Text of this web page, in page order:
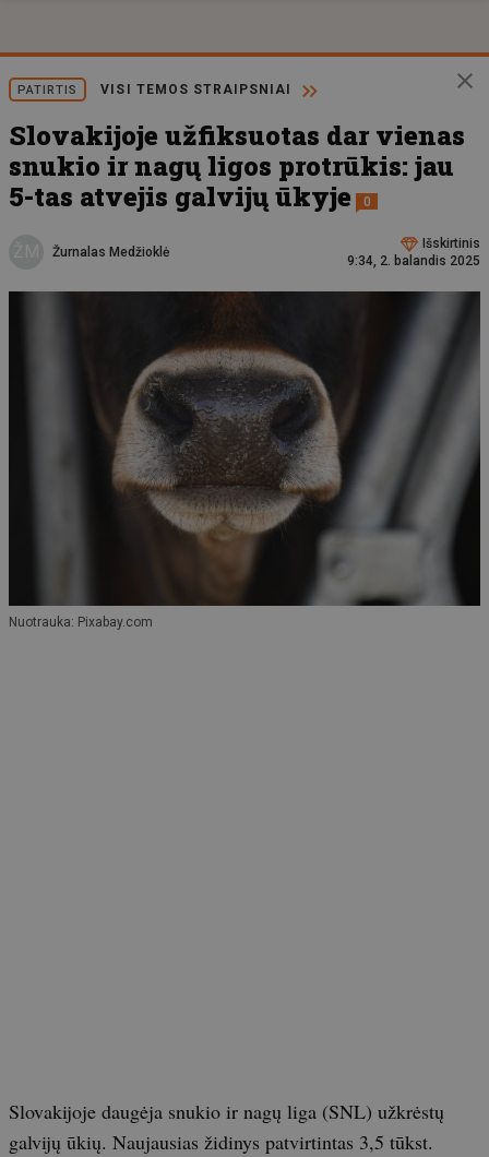
PATIRTIS VISI TEMOS STRAIPSNIAI
Slovakijoje užfiksuotas dar vienas
snukio ir nagų ligos protrūkis: jau
5-tas atvejis galvijų ūkyje
0
Žurnalas Medžioklė
Išskirtinis
9:34, 2. balandis 2025
Nuotrauka: Pixabay.com
Slovakijoje daugėja snukio ir nagų liga (SNL) užkrėstų
galvijų ūkių. Naujausias židinys patvirtintas 3,5 tūkst.